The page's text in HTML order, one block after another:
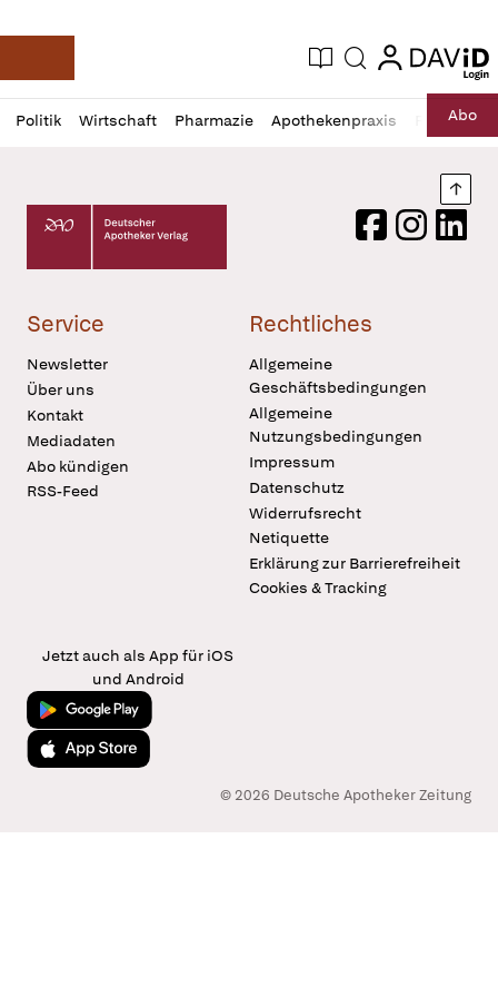
Deutsche Apotheker Zeitung
Aktuelle Ausgabe
Suche login
login
Politik Wirtschaft Pharmazie Apothekenpraxis RechtAbo
Profil
öffnen
Daz
Pur
Deutscher Apotheker Verlag Logo
FacebookInstagram
Service
Newsletter
Über uns
Kontakt
Mediadaten
Abo kündigen
RSS-Feed
Rechtliches
Allgemeine
Geschäftsbedingungen
Allgemeine
Nutzungsbedingungen
Impressum
Datenschutz
Widerrufsrecht
Netiquette
Erklärung zur Barrierefreiheit
Cookies & Tracking
Jetzt auch als App für iOS
und Android
Jetzt bei Google Play
Laden im App Store
© 2026 Deutsche Apotheker Zeitung